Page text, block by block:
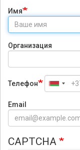
Имя
Организация
Телефон
Email
CAPTCHA